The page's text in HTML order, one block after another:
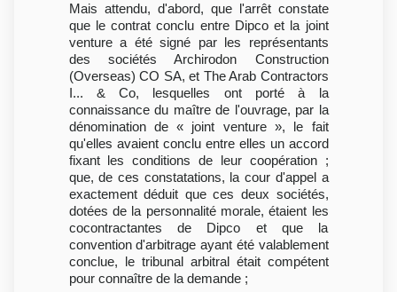
Mais attendu, d'abord, que l'arrêt constate
que le contrat conclu entre Dipco et la joint
venture a été signé par les représentants
des sociétés Archirodon Construction
(Overseas) CO SA, et The Arab Contractors
I... & Co, lesquelles ont porté à la
connaissance du maître de l'ouvrage, par la
dénomination de « joint venture », le fait
qu'elles avaient conclu entre elles un accord
fixant les conditions de leur coopération ;
que, de ces constatations, la cour d'appel a
exactement déduit que ces deux sociétés,
dotées de la personnalité morale, étaient les
cocontractantes de Dipco et que la
convention d'arbitrage ayant été valablement
conclue, le tribunal arbitral était compétent
pour connaître de la demande ;